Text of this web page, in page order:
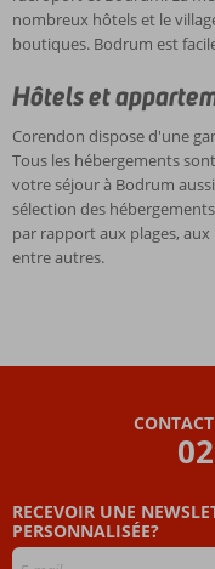
nombreux hôtels et le
boutiques. Bodrum est
Hôtels et
Corendon dispose d'une
Tous les hébergements
votre séjour à Bodrum
sélection des
par rapport aux plages,
entre autres.
RECEVOIR UNE
PERSONNALISÉE?